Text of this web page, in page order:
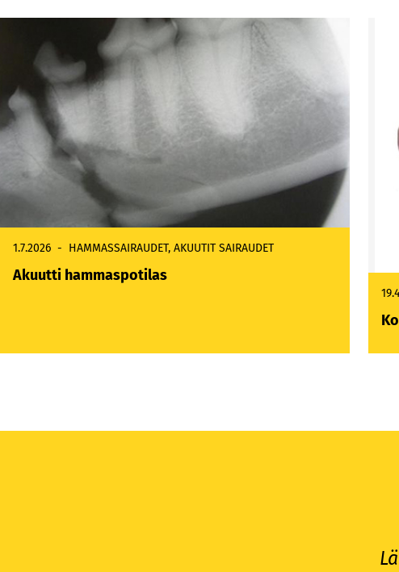
1.7.2026 HAMMASSAIRAUDET, AKUUTIT SAIRAUDET
Akuutti hammaspotilas